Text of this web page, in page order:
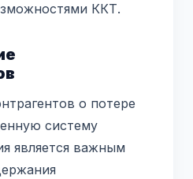
ККТ.
о потере
систему
является важным